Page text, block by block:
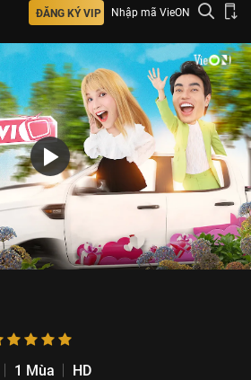
ĐĂNG KÝ VIP Nhập mã VieON
1 Mùa
HD